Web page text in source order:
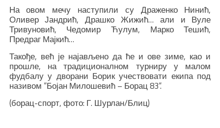
На овом мечу наступили су Драженко Нинић,
Оливер Јандрић, Драшко Жижић… али и Вуле
Тривуновић, Чедомир Ћулум, Марко Тешић,
Предраг Мајкић…
Такође, већ је најављено да ће и ове зиме, као и
прошле, на традиционалном турниру у малом
фудбалу у дворани Борик учествовати екипа под
називом “Бојан Милошевић – Борац 83“.
(борац-спорт, фото: Г. Шурлан/Блиц)